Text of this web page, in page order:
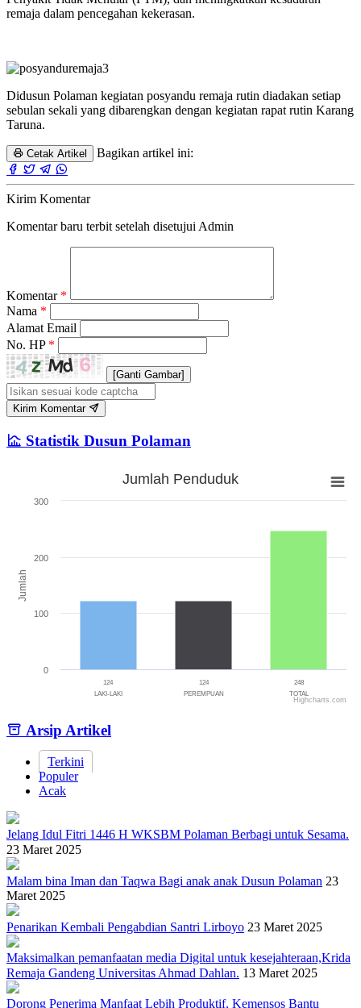
remaja dalam pencegahan kekerasan.
Didusun Polaman kegiatan posyandu remaja rutin diadakan setiap
sebulan sekali yang dibarengkan dengan kegiatan rapat rutin Karang
Taruna.
Cetak Artikel Bagikan artikel ini:
Kirim Komentar
Komentar baru terbit setelah disetujui Admin
Komentar *
Nama *
Alamat Email
No. HP *
[Ganti Gambar]
Kirim Komentar
Statistik Dusun Polaman
Jumlah
Jumlah Penduduk
124
LAKI-LAKI
124
PEREMPUAN
248
TOTAL
0
100
200
300
Highcharts.com
Arsip Artikel
Terkini
Populer
Acak
Jelang Idul Fitri 1446 H WKSBM Polaman Berbagi untuk Sesama.
23 Maret 2025
Malam bina Iman dan Taqwa Bagi anak anak Dusun Polaman 23
Maret 2025
Penarikan Kembali Pengabdian Santri Lirboyo 23 Maret 2025
Maksimalkan pemanfaatan media Digital untuk kesejahteraan,Krida
Remaja Gandeng Universitas Ahmad Dahlan. 13 Maret 2025
Dorong Penerima Manfaat Lebih Produktif, Kemensos Bantu